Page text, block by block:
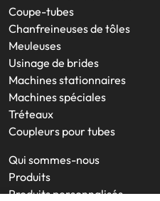
Coupe-tubes
Chanfreineuses de tôles
Meuleuses
Usinage de brides
Machines stationnaires
Machines spéciales
Tréteaux
Coupleurs pour tubes
Qui sommes-nous
Produits
Produits personnalisés